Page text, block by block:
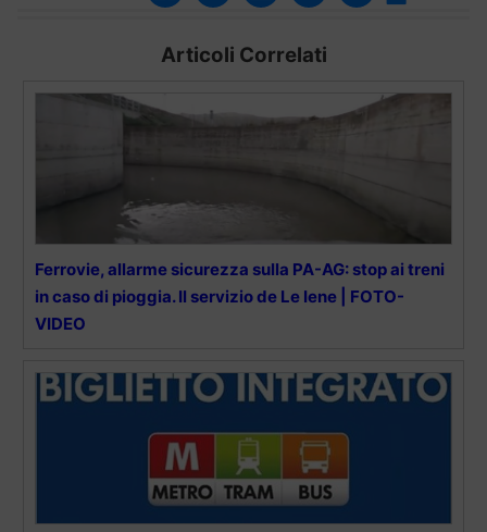
Articoli Correlati
Ferrovie, allarme sicurezza sulla PA-AG: stop ai treni
in caso di pioggia. Il servizio de Le Iene | FOTO-
VIDEO